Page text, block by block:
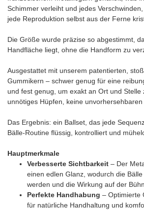
Schimmer verleiht und jedes
jede Reproduktion selbst aus der Ferne
Die Größe wurde präzise so abgestimmt,
Handfläche liegt, ohne die Handform zu
Ausgestattet mit unserem patentierten,
Gummikern – schwer genug für eine
und fest genug, um exakt an Ort und Stelle
unnötiges Hüpfen, keine unvorhersehbaren
Das Ergebnis: ein Ballset, das jede
Bälle-Routine flüssig, kontrolliert und
Hauptmerkmale
Verbesserte Sichtbarkeit – Der
einen edlen Glanz, wodurch die
werden und die Wirkung auf der
Perfekte Handhabung – Optimierte
für natürliche Handhaltung und